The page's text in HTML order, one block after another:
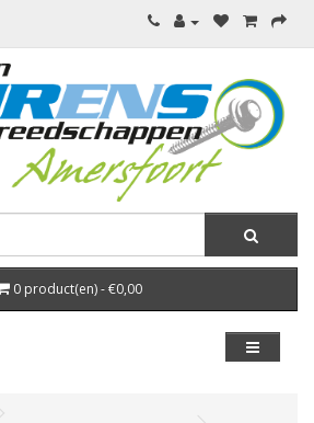
0 product(en) - €0,00